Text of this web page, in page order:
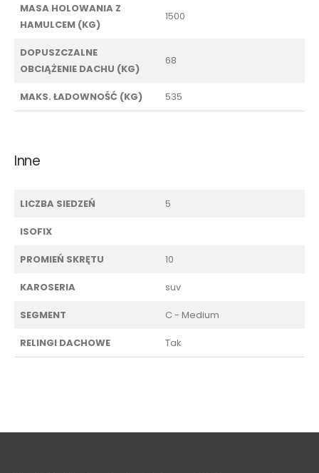
MASA HOLOWANIA Z
HAMULCEM (KG)
1500
DOPUSZCZALNE
OBCIĄŻENIE DACHU (KG)
68
MAKS. ŁADOWNOŚĆ (KG) 535
Inne
LICZBA SIEDZEŃ 5
ISOFIX
PROMIEŃ SKRĘTU 10
KAROSERIA suv
SEGMENT C - Medium
RELINGI DACHOWE Tak